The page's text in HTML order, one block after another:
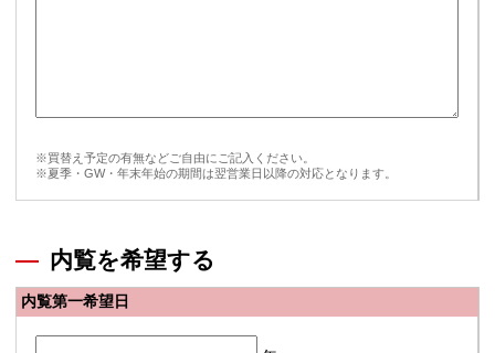
※買替え予定の有無などご自由にご記入ください。
※夏季・GW・年末年始の期間は翌営業日以降の対応となります。
内覧を希望する
内覧第一希望日